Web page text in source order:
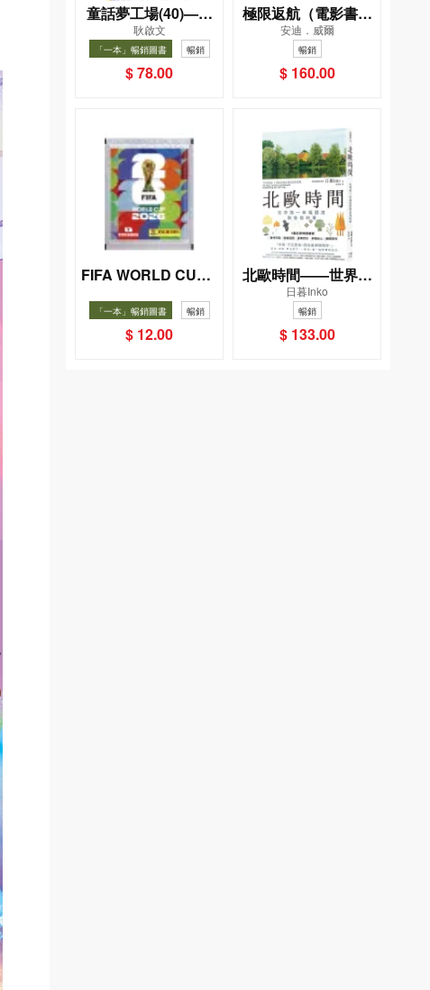
童話夢工場(40)——
織女下凡結奇緣
耿啟文
「一本」暢銷圖書 暢銷
$ 78.00
極限返航（電影書衣
典藏版）（獨家收錄
作者訪談）
安迪．威爾
暢銷
$ 160.00
FIFA WORLD CUP 2
貼紙包）
「一本」暢銷圖書 暢銷
$ 12.00
北歐時間——世界第
一幸福國度教會我的
事
日暮Inko
暢銷
$ 133.00